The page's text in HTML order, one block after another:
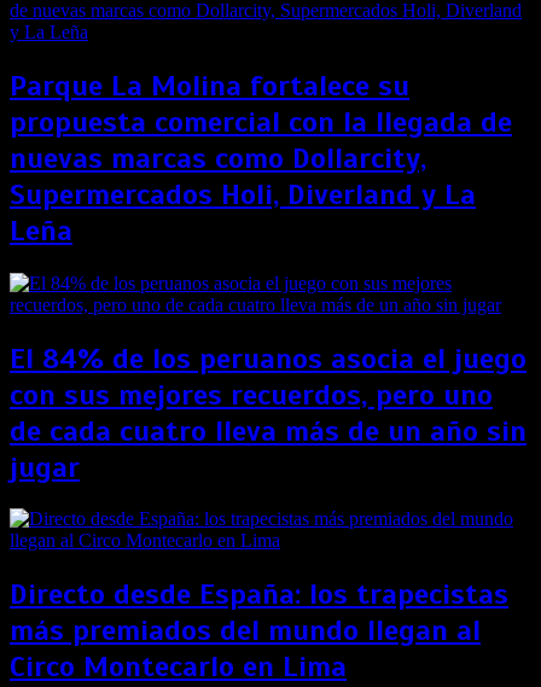
Parque La Molina fortalece su
propuesta comercial con la llegada de
nuevas marcas como Dollarcity,
Supermercados Holi, Diverland y La
Leña
El 84% de los peruanos asocia el juego
con sus mejores recuerdos, pero uno
de cada cuatro lleva más de un año sin
jugar
Directo desde España: los trapecistas
más premiados del mundo llegan al
Circo Montecarlo en Lima